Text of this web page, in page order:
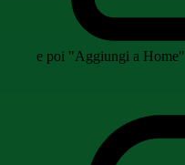
e poi "Aggiungi a Home"